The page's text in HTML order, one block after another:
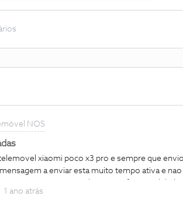
NOS
xiaomi poco x3 pro e sempre que
a enviar esta muito tempo ativa e
tenho ativo a funcionalidade
de outra operadora(vodafone) este
1 ano atrás